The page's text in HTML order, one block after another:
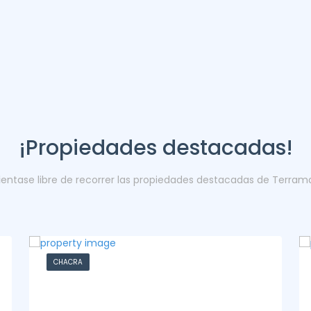
¡Propiedades destacadas!
libre de recorrer las propiedades destacadas de
CASA